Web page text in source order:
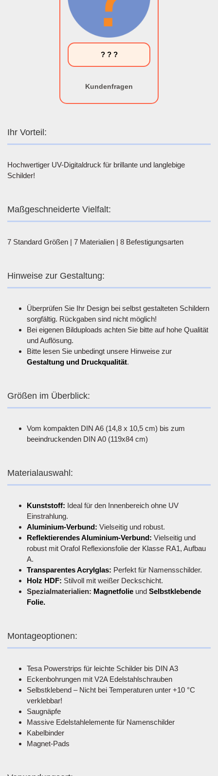
? ? ?
Kundenfragen
Ihr Vorteil:
Hochwertiger UV-Digitaldruck für brillante und langlebige
Schilder!
Maßgeschneiderte Vielfalt:
7 Standard Größen | 7 Materialien | 8 Befestigungsarten
Hinweise zur Gestaltung:
Überprüfen Sie Ihr Design bei selbst gestalteten Schildern
sorgfältig. Rückgaben sind nicht möglich!
Bei eigenen Bilduploads achten Sie bitte auf hohe Qualität
und Auflösung.
Bitte lesen Sie unbedingt unsere Hinweise zur
Gestaltung und Druckqualität.
Größen im Überblick:
Vom kompakten DIN A6 (14,8 x 10,5 cm) bis zum
beeindruckenden DIN A0 (119x84 cm)
Materialauswahl:
Kunststoff: Ideal für den Innenbereich ohne UV
Einstrahlung.
Aluminium-Verbund: Vielseitig und robust.
Reflektierendes Aluminium-Verbund: Vielseitig und
robust mit Orafol Reflexionsfolie der Klasse RA1, Aufbau
A.
Transparentes Acrylglas: Perfekt für Namensschilder.
Holz HDF: Stilvoll mit weißer Deckschicht.
Spezialmaterialien: Magnetfolie und Selbstklebende
Folie.
Montageoptionen:
Tesa Powerstrips für leichte Schilder bis DIN A3
Eckenbohrungen mit V2A Edelstahlschrauben
Selbstklebend – Nicht bei Temperaturen unter +10 °C
verklebbar!
Saugnäpfe
Massive Edelstahlelemente für Namenschilder
Kabelbinder
Magnet-Pads